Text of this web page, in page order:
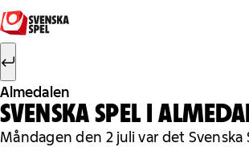
Hoppa till innehåll
Sök efter:
Almedalen
SVENSKA SPEL I
Måndagen den 2 juli var det